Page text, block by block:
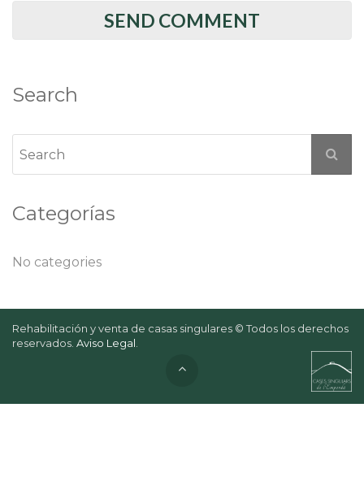
Search
Categorías
No categories
Rehabilitación y venta de casas singulares © Todos los derechos
reservados. Aviso Legal